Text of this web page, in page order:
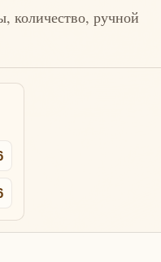
количество, ручной